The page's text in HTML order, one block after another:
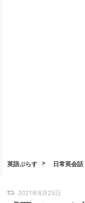
英語ぷらす 日常英会話
2021年6月25日